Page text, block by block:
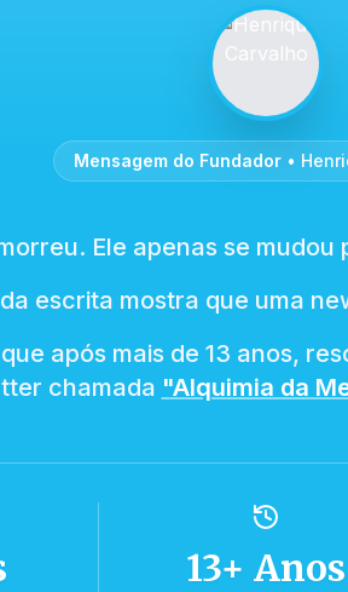
Mensagem do Fundador•
Ele apenas se
escrita mostra que uma
que após mais de 13 anos,
chamada "Alquimia da
13+ Anos